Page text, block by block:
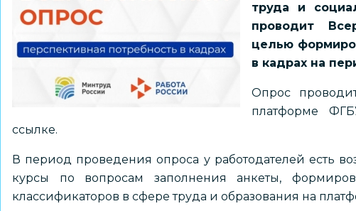
труда и
проводит
целью
в кадрах на
Опрос
платформе
ссылке.
В период проведения опроса у работодателей есть
курсы по вопросам заполнения анкеты,
классификаторов в сфере труда и образования на